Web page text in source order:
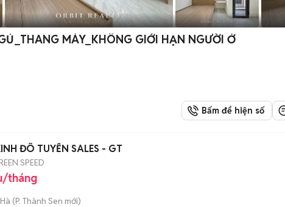
MÁY_KHÔNG GIỚI HẠN NGƯỜI Ở
Bấm để hiện số
ĐÔ TUYỂN SALES - GT
SPEED
tháng
(P. Thành Sen mới)